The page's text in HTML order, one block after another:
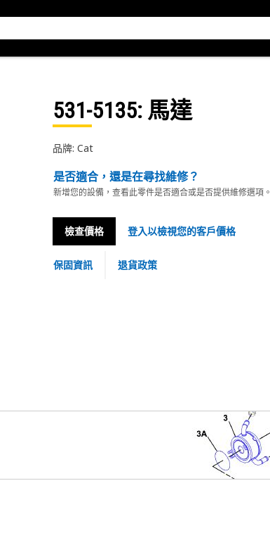
531-5135: 馬達
品牌: Cat
是否適合，還是在尋找維修？
新增您的設備，查看此零件是否適合或是否提供維修選項。
檢查價格 登入以檢視您的客戶價格
保固資訊 退貨政策